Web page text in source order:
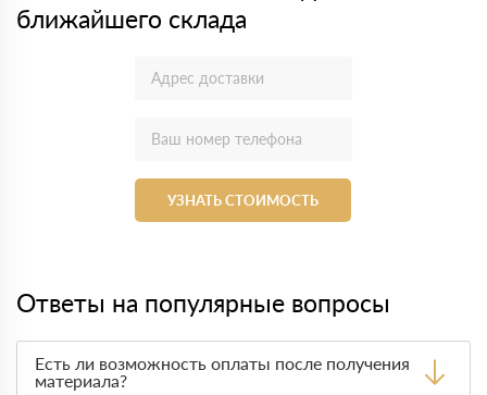
ближайшего склада
УЗНАТЬ СТОИМОСТЬ
Ответы на популярные вопросы
Есть ли возможность оплаты после получения
материала?